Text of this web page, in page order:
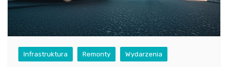
Infrastruktura Remonty Wydarzenia